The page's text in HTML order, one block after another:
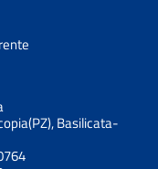
Basilicata-